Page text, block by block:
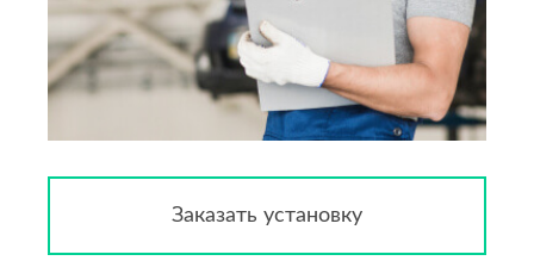
Заказать установку